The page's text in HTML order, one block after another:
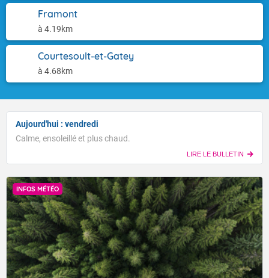
Framont
à 4.19km
Courtesoult-et-Gatey
à 4.68km
Aujourd'hui : vendredi
Calme, ensoleillé et plus chaud.
LIRE LE BULLETIN
INFOS MÉTÉO